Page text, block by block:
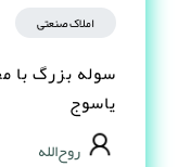
املاک صنعتی
سوله بزرگ با
یاسوج
روح‌الله